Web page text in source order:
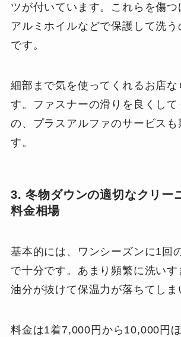
ツが付いています。これらを傷つ
アルミホイルなどで保護して洗う
です。
細部まで気を使ってくれるお店
す。ファスナーの滑りを良くして
の、プラスアルファのサービスも
す。
3. 冬物ダウンの適切なクリー
料金相場
基本的には、ワンシーズンに1回
で十分です。あまり頻繁に洗い
油分が抜けて保温力が落ちてしま
料金は1着7,000円から10,000円